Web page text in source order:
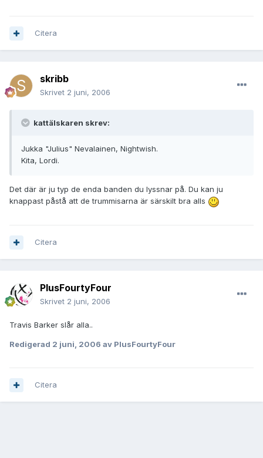
Citera
skribb
Skrivet 2 juni, 2006
kattälskaren skrev:
Jukka "Julius" Nevalainen, Nightwish.
Kita, Lordi.
Det där är ju typ de enda banden du lyssnar på. Du kan ju
knappast påstå att de trummisarna är särskilt bra alls
Citera
PlusFourtyFour
Skrivet 2 juni, 2006
Travis Barker slår alla..
Redigerad 2 juni, 2006 av PlusFourtyFour
Citera